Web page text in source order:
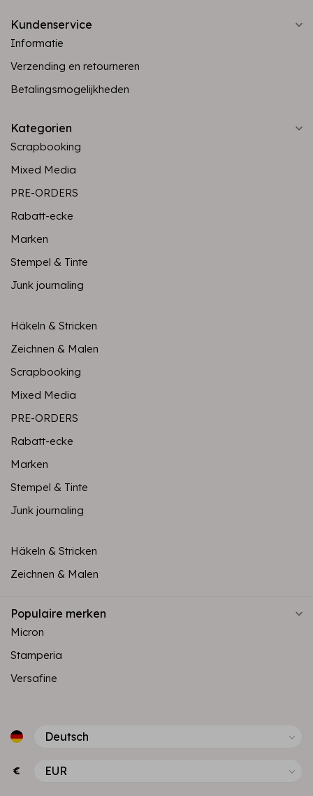
Kundenservice
Informatie
Verzending en retourneren
Betalingsmogelijkheden
Kategorien
Scrapbooking
Mixed Media
PRE-ORDERS
Rabatt-ecke
Marken
Stempel & Tinte
Junk journaling
Häkeln & Stricken
Zeichnen & Malen
Scrapbooking
Mixed Media
PRE-ORDERS
Rabatt-ecke
Marken
Stempel & Tinte
Junk journaling
Häkeln & Stricken
Zeichnen & Malen
Populaire merken
Micron
Stamperia
Versafine
€